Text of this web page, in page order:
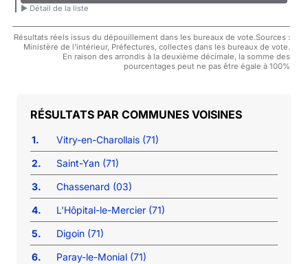
► Détail de la liste
Résultats réels issus du dépouillement dans les bureaux de vote.Sources :
Ministère de l'intérieur, Préfectures, collectes dans les bureaux de vote.
En raison des arrondis à la deuxième décimale, la somme des
pourcentages peut ne pas être égale à 100%
COMMUNES VOISINES
1.
Vitry-en-Charollais (71)
2.
Saint-Yan (71)
3.
Chassenard (03)
4.
L'Hôpital-le-Mercier (71)
5.
Digoin (71)
6.
Paray-le-Monial (71)